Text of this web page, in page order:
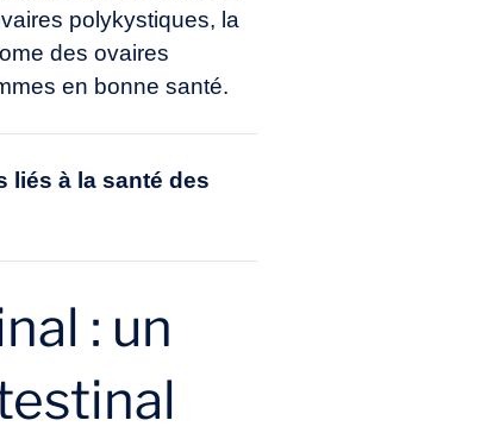
polykystiques, la
des ovaires
en bonne santé.
liés à la santé des
: un